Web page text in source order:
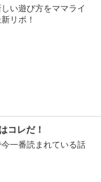
い遊び方をママライ
リポ！
コレだ！
一番読まれている話